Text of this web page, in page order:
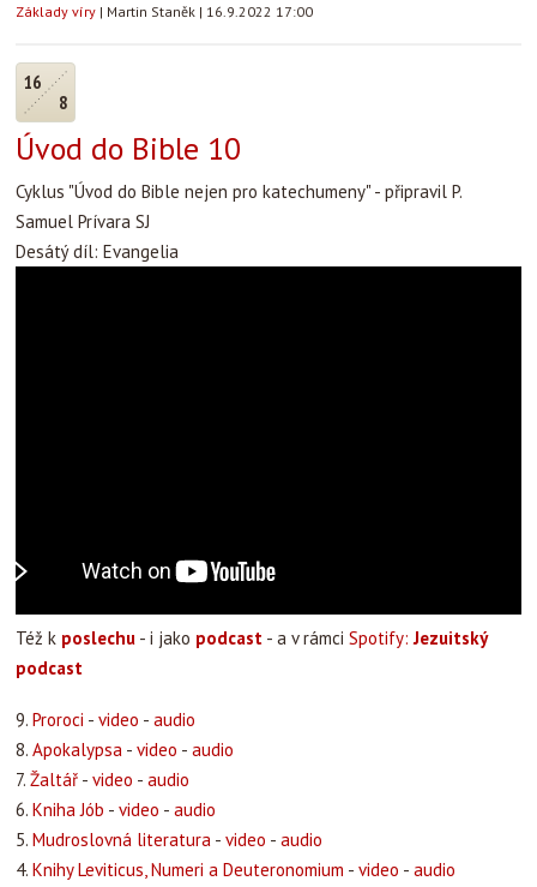
Základy víry | Martin Staněk | 16.9.2022 17:00
16
8
Úvod do Bible 10
Cyklus "Úvod do Bible nejen pro katechumeny" - připravil P.
Samuel Prívara SJ
Desátý díl: Evangelia
Též k poslechu - i jako podcast - a v rámci Spotify:Jezuitský
podcast
9. Proroci - video - audio
8. Apokalypsa - video - audio
7. Žaltář - video - audio
6. Kniha Jób - video - audio
5. Mudroslovná literatura - video - audio
4. Knihy Leviticus, Numeri a Deuteronomium - video - audio